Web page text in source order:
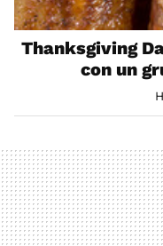
Thanksgiving
con un